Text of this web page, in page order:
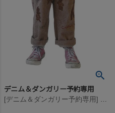
デニム＆ダンガリー予約専用